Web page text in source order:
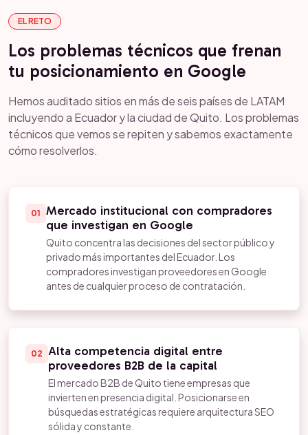
EL RETO
Los problemas técnicos que frenan
tu posicionamiento en Google
Hemos auditado sitios en más de seis países de LATAM
incluyendo a Ecuador y la ciudad de Quito. Los problemas
técnicos que vemos se repiten y sabemos exactamente
cómo resolverlos.
01 Mercado institucional con compradores
que investigan en Google
Quito concentra las decisiones del sector público y
privado más importantes del Ecuador. Los
compradores investigan proveedores en Google
antes de cualquier proceso de contratación.
02 Alta competencia digital entre
proveedores B2B de la capital
El mercado B2B de Quito tiene empresas que
invierten en presencia digital. Posicionarse en
búsquedas estratégicas requiere arquitectura SEO
sólida y constante.